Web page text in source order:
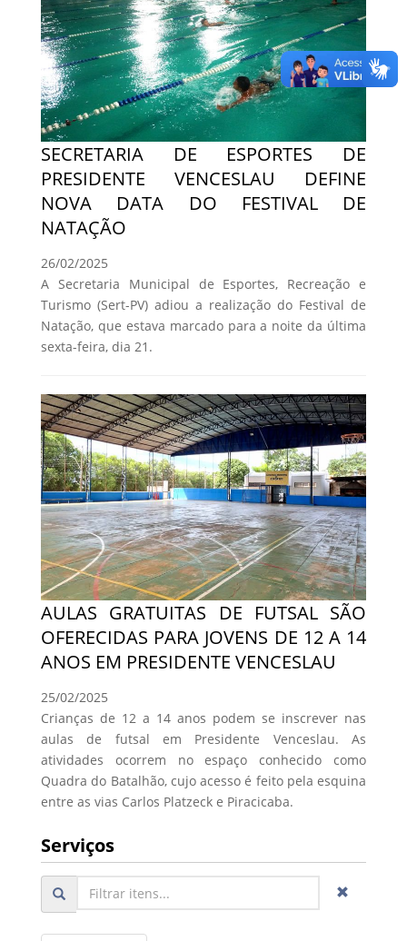
SECRETARIA DE ESPORTES DE
PRESIDENTE VENCESLAU DEFINE
NOVA DATA DO FESTIVAL DE
NATAÇÃO
26/02/2025
A Secretaria Municipal de Esportes, Recreação e
Turismo (Sert-PV) adiou a realização do Festival de
Natação, que estava marcado para a noite da última
sexta-feira, dia 21.
AULAS GRATUITAS DE FUTSAL SÃO
OFERECIDAS PARA JOVENS DE 12 A 14
ANOS EM PRESIDENTE VENCESLAU
25/02/2025
Crianças de 12 a 14 anos podem se inscrever nas
aulas de futsal em Presidente Venceslau. As
atividades ocorrem no espaço conhecido como
Quadra do Batalhão, cujo acesso é feito pela esquina
entre as vias Carlos Platzeck e Piracicaba.
Serviços